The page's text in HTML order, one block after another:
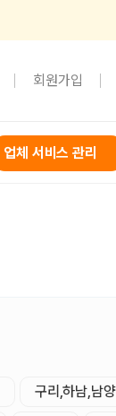
회원가입
업체 서비스 관리
구리,하남,남